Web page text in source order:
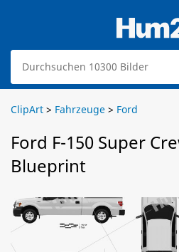
ClipArt > Fahrzeuge > Ford
Ford F-150 Super
Blueprint